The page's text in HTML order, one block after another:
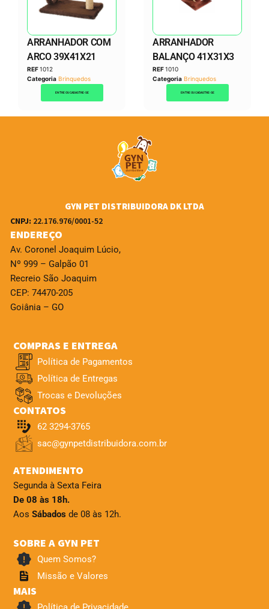
ARRANHADOR COM
ARCO 39X41X21
REF1012
Categoria Brinquedos
ENTRE OU CADASTRE-SE
ARRANHADOR
BALANÇO 41X31X3
REF1010
Categoria Brinquedos
ENTRE OU CADASTRE-SE
GYN PET DISTRIBUIDORA DK LTDA
CNPJ: 22.176.976/0001-52
ENDEREÇO
Av. Coronel Joaquim Lúcio,
Nº 999 – Galpão 01
Recreio São Joaquim
CEP: 74470-205
Goiânia – GO
COMPRAS E ENTREGA
Política de Pagamentos
Política de Entregas
Trocas e Devoluções
CONTATOS
62 3294-3765
sac@gynpetdistribuidora.com.br
ATENDIMENTO
Segunda à Sexta Feira
De 08 às 18h.
Aos Sábados de 08 às 12h.
SOBRE A GYN PET
Quem Somos?
Missão e Valores
MAIS